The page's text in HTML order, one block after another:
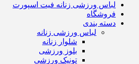
لباس ورزشی زنانه فیت اسپورت
فروشگاه
دسته بندی
لباس ورزشی زنانه
شلوار زنانه
بلوز ورزشی
تونیک ورزشی